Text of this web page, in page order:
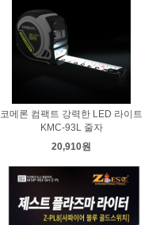
코메론 컴팩트 강력한 LED 라이트
KMC-93L 줄자
20,910원